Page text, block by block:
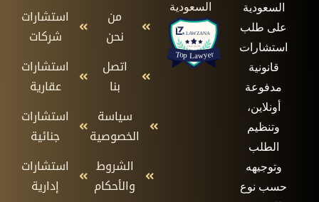
السعودية
على طلب
استشارات
قانونية
مدفوعة
أونلاين،
وتنظيم
الطلب
وتوجيهه
حسب نوع
من
نحن
اتصل
بنا
سياسة
الخصوصية
الشروط
والأحكام
استشارات
شركات
استشارات
عقارية
استشارات
جنائية
استشارات
إدارية
السعودية